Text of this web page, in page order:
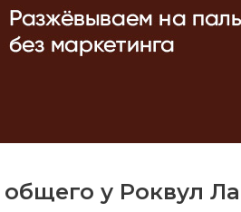
общего у Роквул